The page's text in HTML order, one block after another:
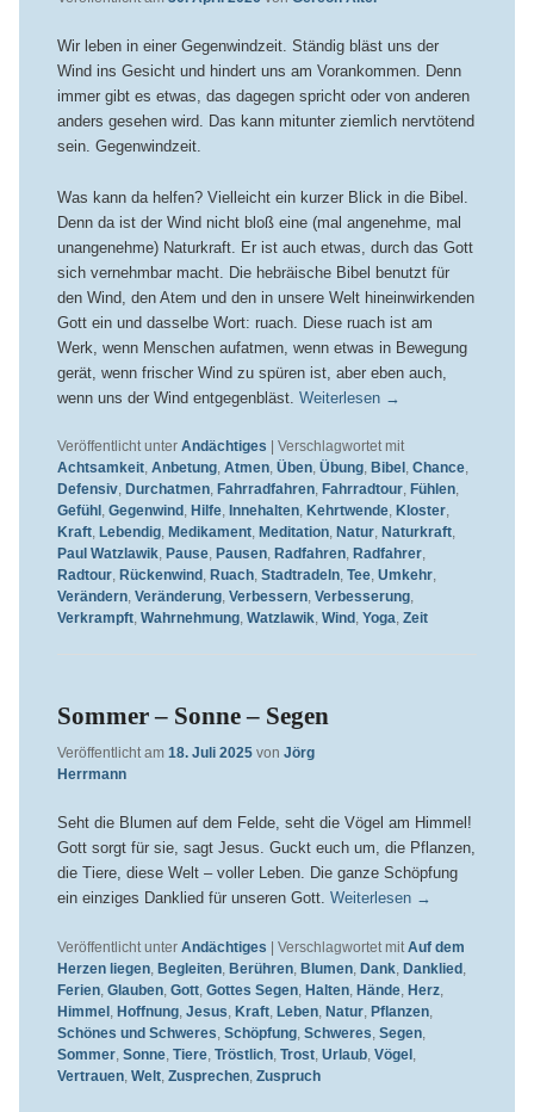
Wir leben in einer Gegenwindzeit. Ständig bläst uns der
Wind ins Gesicht und hindert uns am Vorankommen. Denn
immer gibt es etwas, das dagegen spricht oder von anderen
anders gesehen wird. Das kann mitunter ziemlich nervtötend
sein. Gegenwindzeit.
Was kann da helfen? Vielleicht ein kurzer Blick in die Bibel.
Denn da ist der Wind nicht bloß eine (mal angenehme, mal
unangenehme) Naturkraft. Er ist auch etwas, durch das Gott
sich vernehmbar macht. Die hebräische Bibel benutzt für
den Wind, den Atem und den in unsere Welt hineinwirkenden
Gott ein und dasselbe Wort: ruach. Diese ruach ist am
Werk, wenn Menschen aufatmen, wenn etwas in Bewegung
gerät, wenn frischer Wind zu spüren ist, aber eben auch,
wenn uns der Wind entgegenbläst. Weiterlesen →
Veröffentlicht unter Andächtiges | Verschlagwortet mit
Achtsamkeit, Anbetung, Atmen, Üben, Übung, Bibel, Chance,
Defensiv, Durchatmen, Fahrradfahren, Fahrradtour, Fühlen,
Gefühl, Gegenwind, Hilfe, Innehalten, Kehrtwende, Kloster,
Kraft, Lebendig, Medikament, Meditation, Natur, Naturkraft,
Paul Watzlawik, Pause, Pausen, Radfahren, Radfahrer,
Radtour, Rückenwind, Ruach, Stadtradeln, Tee, Umkehr,
Verändern, Veränderung, Verbessern, Verbesserung,
Verkrampft, Wahrnehmung, Watzlawik, Wind, Yoga Zeit
Sommer – Sonne – Segen
Veröffentlicht am 18. Juli 2025 von Jörg
Herrmann
Seht die Blumen auf dem Felde, seht die Vögel am Himmel!
Gott sorgt für sie, sagt Jesus. Guckt euch um, die Pflanzen,
die Tiere, diese Welt – voller Leben. Die ganze Schöpfung
ein einziges Danklied für unseren Gott. Weiterlesen →
Veröffentlicht unter Andächtiges | Verschlagwortet mit Auf dem
Herzen liegen, Begleiten, Berühren, Blumen, Dank, Danklied,
Ferien, Glauben, Gott, Gottes Segen, Halten, Hände, Herz,
Himmel, Hoffnung, Jesus Kraft, Leben, Natur, Pflanzen,
Schönes und Schweres Schöpfung, Schweres Segen,
Sommer, Sonne, Tiere, Tröstlich, Trost, Urlaub, Vögel,
Vertrauen, Welt, Zusprechen, Zuspruch